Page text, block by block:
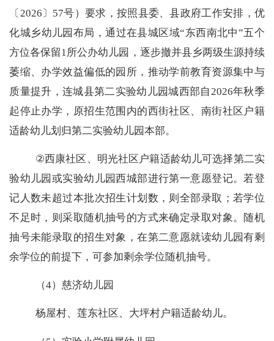
〔 2026 〕 57号）要求，按照县委、县政府工作安排，优
化城乡幼儿园布局，通过在县城区域“东西南北中”五个
方位各保留1 所公办幼儿园，逐步撤并县乡两级生源持续
萎缩、办学效益偏低的园所，推动学前教育资源集中与
质量提升，连城县第二实验幼儿园城西部自 2026年秋季
起停止办学，原招生范围内的西街社区、南街社区户籍
适龄幼儿划归第二实验幼儿园本部。
②西康社区、明光社区户籍适龄幼儿可选择第二实
验幼儿园或实验幼儿园西城部进行第一意愿登记。若登
记人数未超过本批次招生计划数，则全部录取；若学位
不足时，则采取随机抽号的方式来确定录取对象。随机
抽号未能录取的招生对象，在第二意愿就读幼儿园有剩
余学位的前提下，可参加剩余学位随机抽号。
（4）慈济幼儿园
杨屋村、莲东社区、大坪村户籍适龄幼儿。